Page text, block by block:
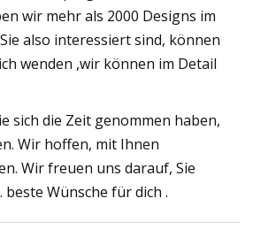
wir mehr als 2000 Designs im
also interessiert sind, können
wenden ,wir können im Detail
sich die Zeit genommen haben,
Wir hoffen, mit Ihnen
Wir freuen uns darauf, Sie
Wünsche für dich .